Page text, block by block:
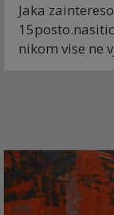
Jaka
nikom vise ne